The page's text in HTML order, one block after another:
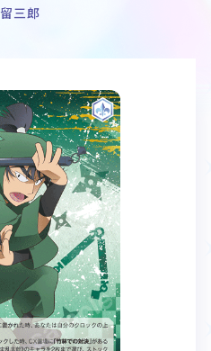
News
商品情報
Card List
カードリスト
Deck Recipe
デッキレシピ
三郎